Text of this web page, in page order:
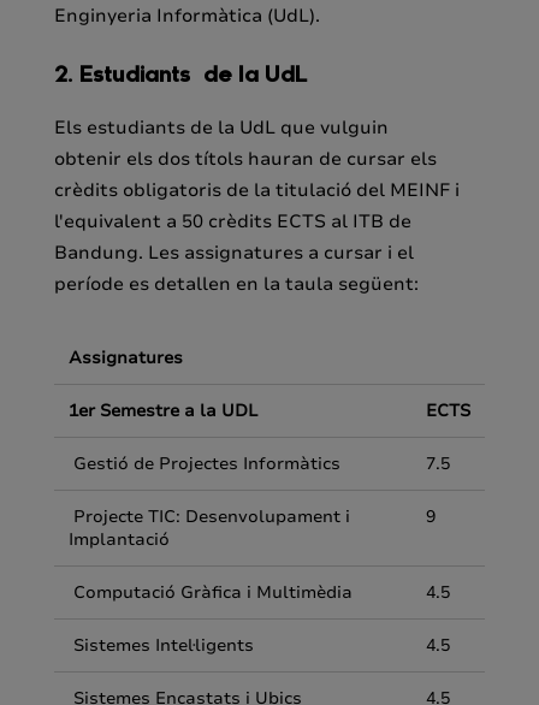
Enginyeria Informàtica (UdL).
2. Estudiants de la UdL
Els estudiants de la UdL que vulguin
obtenir els dos títols hauran de cursar els
crèdits obligatoris de la titulació del MEINF i
l'equivalent a 50 crèdits ECTS al ITB de
Bandung. Les assignatures a cursar i el
període es detallen en la taula següent:
Assignatures
1er Semestre a la UDL ECTS
Gestió de Projectes Informàtics 7.5
Projecte TIC: Desenvolupament i
Implantació
9
Computació Gràfica i Multimèdia 4.5
Sistemes Intel·ligents 4.5
Sistemes Encastats i Ubics 4.5